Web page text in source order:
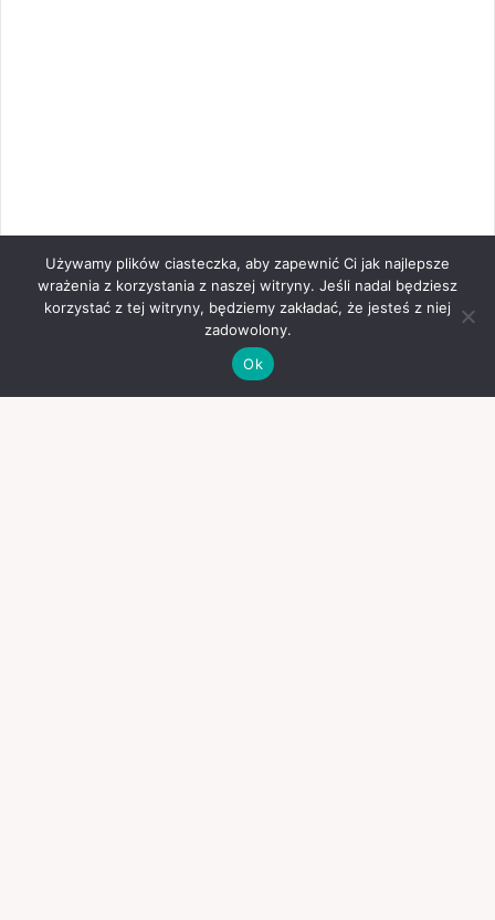
Używamy plików ciasteczka, aby zapewnić Ci jak najlepsze
wrażenia z korzystania z naszej witryny. Jeśli nadal będziesz
korzystać z tej witryny, będziemy zakładać, że jesteś z niej
zadowolony.
Ok